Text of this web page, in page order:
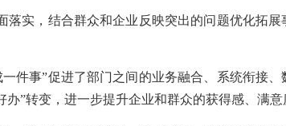
实，结合群众和企业反映突出的问题优化拓展
件事”促进了部门之间的业务融合、系统衔接
”转变，进一步提升企业和群众的获得感、满意